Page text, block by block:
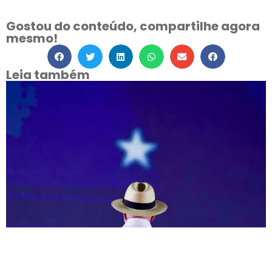
Gostou do conteúdo, compartilhe agora
mesmo!
Leia também